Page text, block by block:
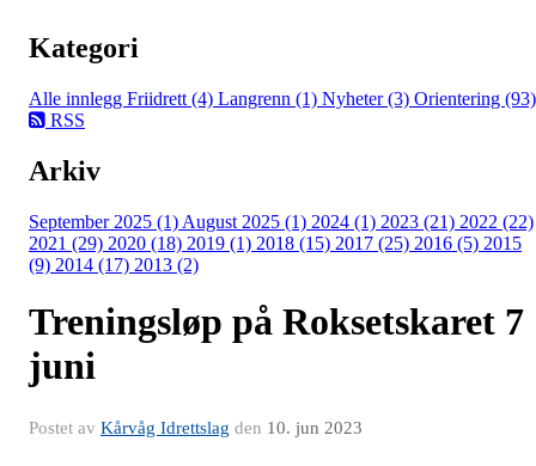
Kategori
Alle innlegg Friidrett (4) Langrenn (1) Nyheter (3) Orientering (93)
RSS
Arkiv
September 2025 (1) August 2025 (1) 2024 (1) 2023 (21) 2022 (22)
2021 (29) 2020 (18) 2019 (1) 2018 (15) 2017 (25) 2016 (5) 2015
(9) 2014 (17) 2013 (2)
Treningsløp på Roksetskaret 7
juni
Postet av Kårvåg Idrettslag den 10. jun 2023